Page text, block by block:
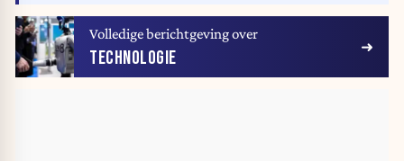
Volledige berichtgeving over
TECHNOLOGIE